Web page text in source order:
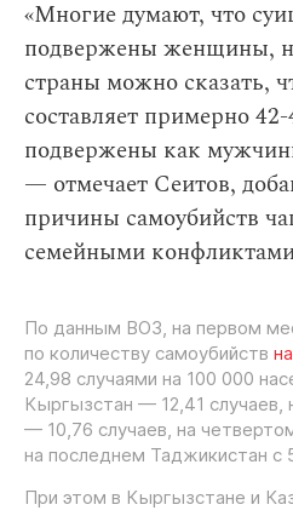
«Многие думают, что
подвержены женщины,
страны можно сказать,
составляет примерно
подвержены как
— отмечает Сеитов,
причины самоубийств
семейными
По данным ВОЗ, на первом
по количеству самоубийств
24,98 случаями на 100 000
Кыргызстан — 12,41 случаев,
— 10,76 случаев, на
на последнем Таджикистан с
При этом в Кыргызстане и